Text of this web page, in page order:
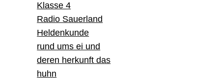
Klasse 4
Radio Sauerland
Heldenkunde
rund ums ei und
deren herkunft das
huhn